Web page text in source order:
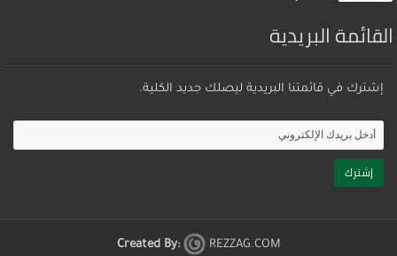
القائمة البريدية
إشترك في قائمتنا البريدية ليصلك جديد الكلية.
Created By: REZZAG.COM